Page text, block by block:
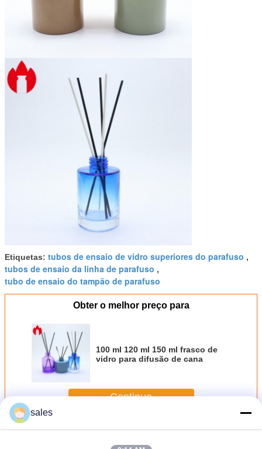
Etiquetas: tubos de ensaio de vidro superiores do parafuso ,
tubos de ensaio da linha de parafuso ,
tubo de ensaio do tampão de parafuso
Obter o melhor preço para
100 ml 120 ml 150 ml frasco de
vidro para difusão de cana
Continue
MaisTubos de ensaio superiores do parafuso
sales